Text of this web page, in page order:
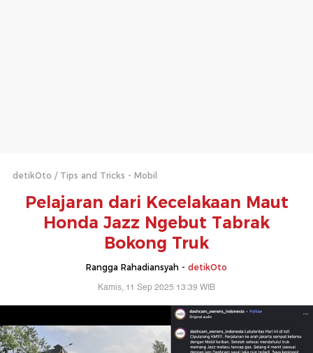
detikOto Tips and Tricks - Mobil
Pelajaran dari Kecelakaan Maut
Honda Jazz Ngebut Tabrak
Bokong Truk
Rangga Rahadiansyah - detikOto
Kamis, 11 Sep 2025 13:39 WIB